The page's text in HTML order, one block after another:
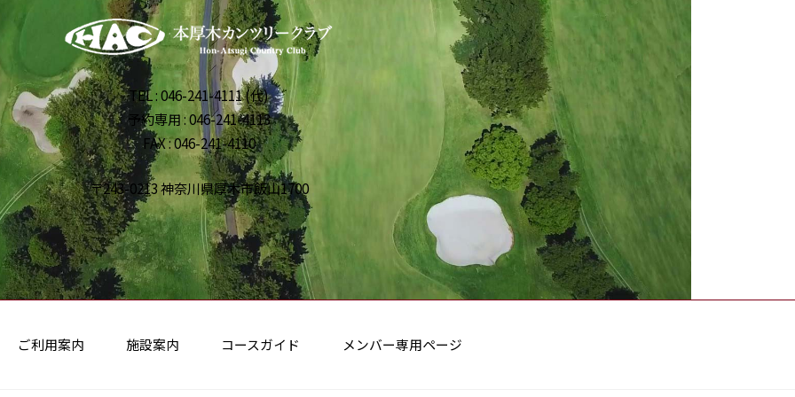
TEL : 046-241-4111 (代)
予約専用 : 046-241-4113
FAX : 046-241-4110
〒243-0213 神奈川県厚木市飯山1700
ご利用案内 施設案内 コースガイド メンバー専用ページ